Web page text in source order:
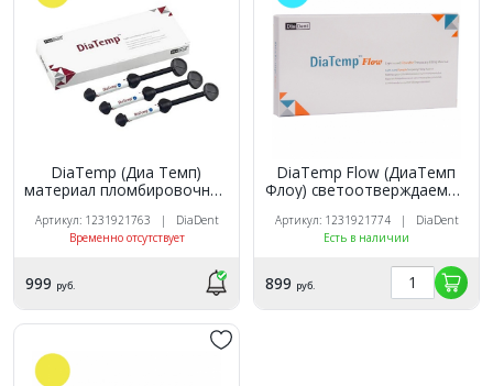
DiaTemp (Диа Темп)
материал пломбировочный
желтый (3шпр*3гр)/DiaDent
Артикул: 1231921763 | DiaDent
Временно отсутствует
999 руб.
DiaTemp Flow (ДиаТемп
Флоу) светоотверждаемый
вязкости , цвет: голубой
(5шпр*1.8гр)/DiaDent
Артикул: 1231921774 | DiaDent
Есть в наличии
899 руб.